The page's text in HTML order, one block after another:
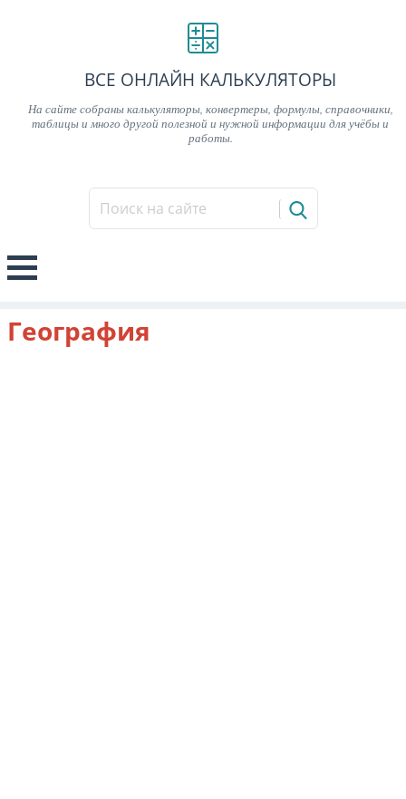
ВСЕ ОНЛАЙН КАЛЬКУЛЯТОРЫ
На сайте собраны калькуляторы, конвертеры, формулы, справочники,
таблицы и много другой полезной и нужной информации для учёбы и
работы.
География